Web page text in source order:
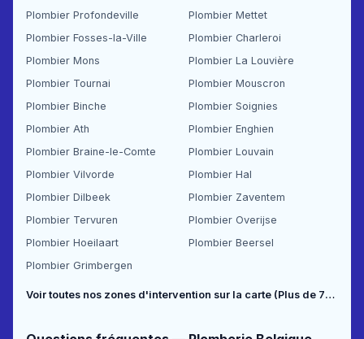
Plombier Profondeville
Plombier Mettet
Plombier Fosses-la-Ville
Plombier Charleroi
Plombier Mons
Plombier La Louvière
Plombier Tournai
Plombier Mouscron
Plombier Binche
Plombier Soignies
Plombier Ath
Plombier Enghien
Plombier Braine-le-Comte
Plombier Louvain
Plombier Vilvorde
Plombier Hal
Plombier Dilbeek
Plombier Zaventem
Plombier Tervuren
Plombier Overijse
Plombier Hoeilaart
Plombier Beersel
Plombier Grimbergen
Voir toutes nos zones d'intervention sur la carte (Plus de 70 communes couvertes) →